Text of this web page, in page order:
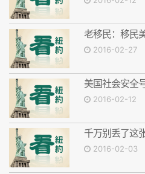
老移民：移民
2016-02-27
美国社会安全
2016-02-12
千万别丢了这
2016-02-03